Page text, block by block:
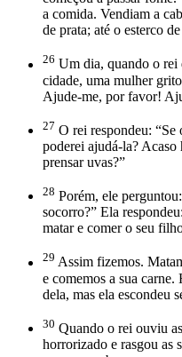
a comida. Vendiam a
de prata; até o esterco
26 Um dia, quando o rei
cidade, uma mulher
Ajude-me, por favor!
27 O rei respondeu:
poderei ajudá-la?
prensar uvas?”
28 Porém, ele
socorro?” Ela
matar e comer o seu
29 Assim fizemos.
e comemos a sua
dela, mas ela escondeu
30 Quando o rei ouviu
horrorizado e rasgou as